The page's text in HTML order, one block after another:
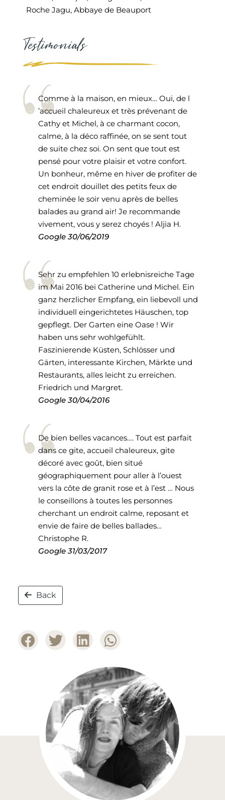
Roche Jagu, Abbaye de Beauport
Testimonials
Comme à la maison, en mieux… Oui, de l
’accueil chaleureux et très prévenant de
Cathy et Michel, à ce charmant cocon,
calme, à la déco raffinée, on se sent tout
de suite chez soi. On sent que tout est
pensé pour votre plaisir et votre confort.
Un bonheur, même en hiver de profiter de
cet endroit douillet des petits feux de
cheminée le soir venu après de belles
balades au grand air! Je recommande
vivement, vous y serez choyés ! Aljia H.
Google30/06/2019
Sehr zu empfehlen 10 erlebnisreiche Tage
im Mai 2016 bei Catherine und Michel. Ein
ganz herzlicher Empfang, ein liebevoll und
individuell eingerichtetes Häuschen, top
gepflegt. Der Garten eine Oase ! Wir
haben uns sehr wohlgefühlt.
Faszinierende Küsten, Schlösser und
Gärten, interessante Kirchen, Märkte und
Restaurants, alles leicht zu erreichen.
Friedrich und Margret.
Google30/04/2016
De bien belles vacances…. Tout est parfait
dans ce gite, accueil chaleureux, gite
décoré avec goût, bien situé
géographiquement pour aller à l’ouest
vers la côte de granit rose et à l’est … Nous
le conseillons à toutes les personnes
cherchant un endroit calme, reposant et
envie de faire de belles ballades…
Christophe R.
Google31/03/2017
Back